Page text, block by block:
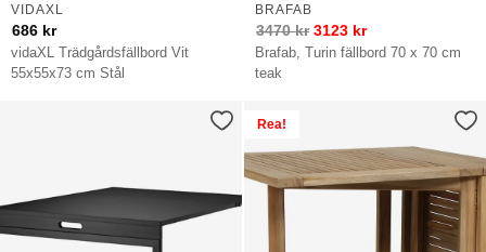
vidaXL Trädgårdsfällbord Vit
55x55x73 cm Stål
VIDAXL
686 kr
Brafab, Turin fällbord 70 x 70 cm
teak
BRAFAB
3470kr 3123 kr
Rea!